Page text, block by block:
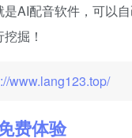
AI配音软件，可以
掘！
www.lang123.top/
费体验